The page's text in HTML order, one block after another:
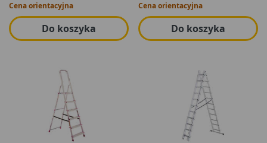
Cena orientacyjna
Do koszyka
Cena orientacyjna
Do koszyka